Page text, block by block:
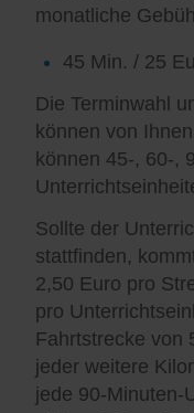
monatliche
45 Min. / 25
Die Terminwahl
können von
können 45-, 60-,
Sollte der
stattfinden,
2,50 Euro pro
pro
Fahrtstrecke von
jeder weitere
jede 90-Minuten-